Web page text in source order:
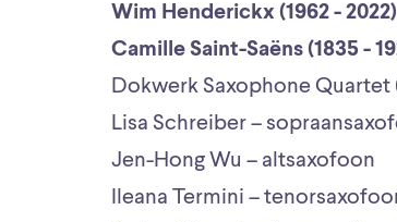
Wim Henderickx (1962 - 2022)
Camille Saint-Saëns (1835 -
Dokwerk Saxophone
Lisa Schreiber –
Jen-Hong Wu – altsaxofoon
Ileana Termini –